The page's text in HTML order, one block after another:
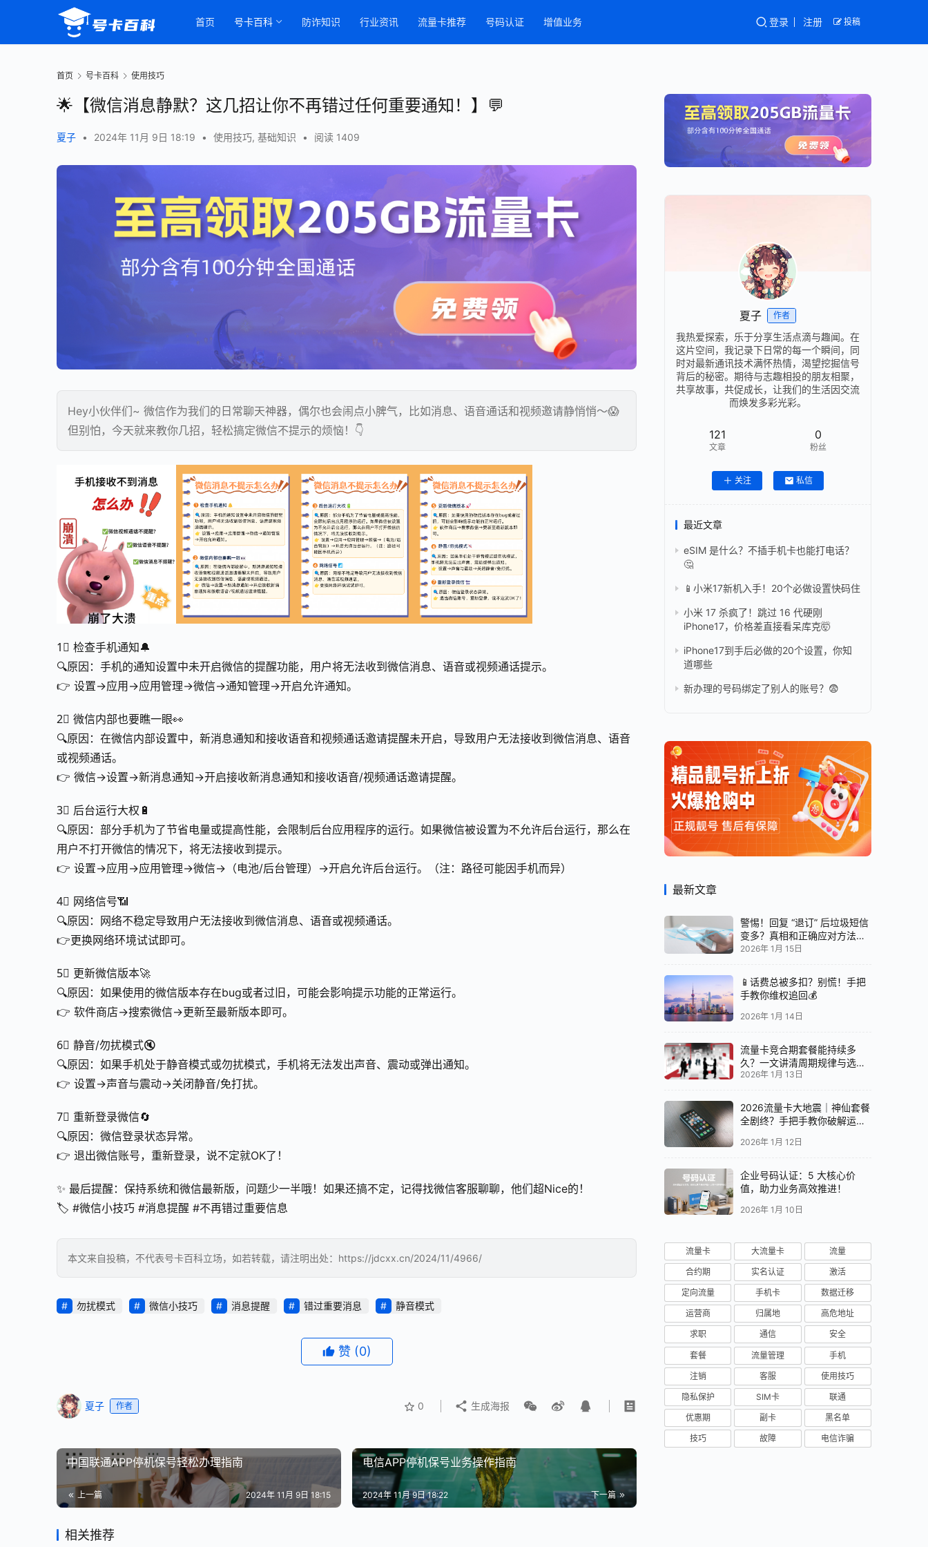
首页 号卡百科 防诈知识 行业资讯 流量卡推荐 号码认证 增值业务 登录 注册 投稿
首页 号卡百科 使用技巧
🌟【微信消息静默？这几招让你不再错过任何重要通知！】💬
夏子 • 2024年 11月 9日 18:19 • 使用技巧, 基础知识 • 阅读 1409
Hey小伙伴们~ 微信作为我们的日常聊天神器，偶尔也会闹点小脾气，比如消息、语音通话和视频邀请静悄悄～😱
但别怕，今天就来教你几招，轻松搞定微信不提示的烦恼！👇
1⃣ 检查手机通知🔔
🔍原因：手机的通知设置中未开启微信的提醒功能，用户将无法收到微信消息、语音或视频通话提示。
👉 设置→应用→应用管理→微信→通知管理→开启允许通知。
2⃣ 微信内部也要瞧一眼👀
🔍原因：在微信内部设置中，新消息通知和接收语音和视频通话邀请提醒未开启，导致用户无法接收到微信消息、语音
或视频通话。
👉 微信→设置→新消息通知→开启接收新消息通知和接收语音/视频通话邀请提醒。
3⃣ 后台运行大权🔋
🔍原因：部分手机为了节省电量或提高性能，会限制后台应用程序的运行。如果微信被设置为不允许后台运行，那么在
用户不打开微信的情况下，将无法接收到提示。
👉 设置→应用→应用管理→微信→（电池/后台管理）→开启允许后台运行。（注：路径可能因手机而异）
4⃣ 网络信号📶
🔍原因：网络不稳定导致用户无法接收到微信消息、语音或视频通话。
👉更换网络环境试试即可。
5⃣ 更新微信版本🚀
🔍原因：如果使用的微信版本存在bug或者过旧，可能会影响提示功能的正常运行。
👉 软件商店→搜索微信→更新至最新版本即可。
6⃣ 静音/勿扰模式🔇
🔍原因：如果手机处于静音模式或勿扰模式，手机将无法发出声音、震动或弹出通知。
👉 设置→声音与震动→关闭静音/免打扰。
7⃣ 重新登录微信🔄
🔍原因：微信登录状态异常。
👉 退出微信账号，重新登录，说不定就OK了！
✨ 最后提醒：保持系统和微信最新版，问题少一半哦！如果还搞不定，记得找微信客服聊聊，他们超Nice的！
🏷 #微信小技巧 #消息提醒 #不再错过重要信息
本文来自投稿，不代表号卡百科立场，如若转载，请注明出处：https://jdcxx.cn/2024/11/4966/
勿扰模式 微信小技巧 消息提醒 错过重要消息 静音模式
赞 (0)
夏子 作者 0 生成海报
中国联通APP停机保号轻松办理指南
上一篇 2024年 11月 9日 18:15
电信APP停机保号业务操作指南
下一篇
2024年 11月 9日 18:22
相关推荐
夏子 作者
我热爱探索，乐于分享生活点滴与趣闻。在
这片空间，我记录下日常的每一个瞬间，同
时对最新通讯技术满怀热情，渴望挖掘信号
背后的秘密。期待与志趣相投的朋友相聚，
共享故事，共促成长，让我们的生活因交流
而焕发多彩光彩。
121
文章
0
粉丝
关注 私信
最近文章
eSIM 是什么？不插手机卡也能打电话？
🤔
📱小米17新机入手！20个必做设置快码住
小米 17 杀疯了！跳过 16 代硬刚
iPhone17，价格差直接看呆库克🤯
iPhone17到手后必做的20个设置，你知
道哪些
新办理的号码绑定了别人的账号？😨
最新文章
警惕！回复 “退订” 后垃圾短信
变多？真相和正确应对方法都
在这
2026年 1月 15日
📱话费总被多扣？别慌！手把
手教你维权追回💰
2026年 1月 14日
流量卡竞合期套餐能持续多
久？一文讲清周期规律与选卡
时机
2026年 1月 13日
2026流量卡大地震｜神仙套餐
全剧终？手把手教你破解运营
2026年 1月 12日
企业号码认证：5 大核心价
值，助力业务高效推进！
2026年 1月 10日
流量卡 大流量卡 流量
合约期 实名认证 激活
定向流量 手机卡 数据迁移
运营商 归属地 高危地址
求职 通信 安全
套餐 流量管理 手机
注销 客服 使用技巧
隐私保护 SIM卡 联通
优惠期 副卡 黑名单
技巧 故障 电信诈骗